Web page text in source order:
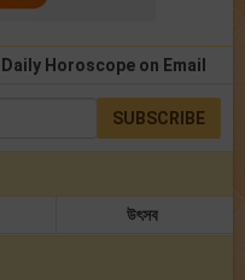
Daily Horoscope on Email
SUBSCRIBE
উৎসব